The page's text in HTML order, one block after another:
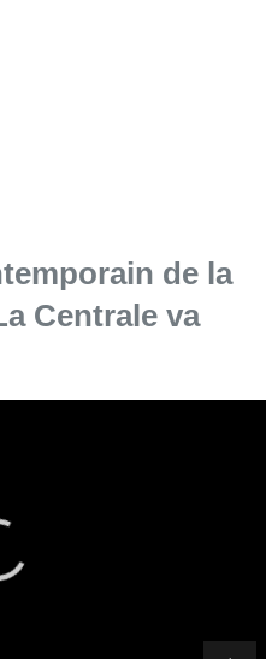
de la
Centrale va
de la Ville de
fermer ses portes en février.
Pascale Salesse fait part de